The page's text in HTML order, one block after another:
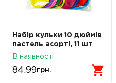
Набір кульки 10 дюймів
пастель асорті, 11 шт
В наявності
84.99грн.